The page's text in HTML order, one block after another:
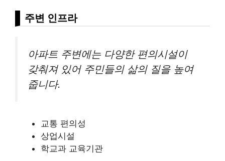
주변 인프라
아파트 주변에는 다양한 편의시설이
갖춰져 있어 주민들의 삶의 질을 높여
줍니다.
교통 편의성
상업시설
학교과 교육기관